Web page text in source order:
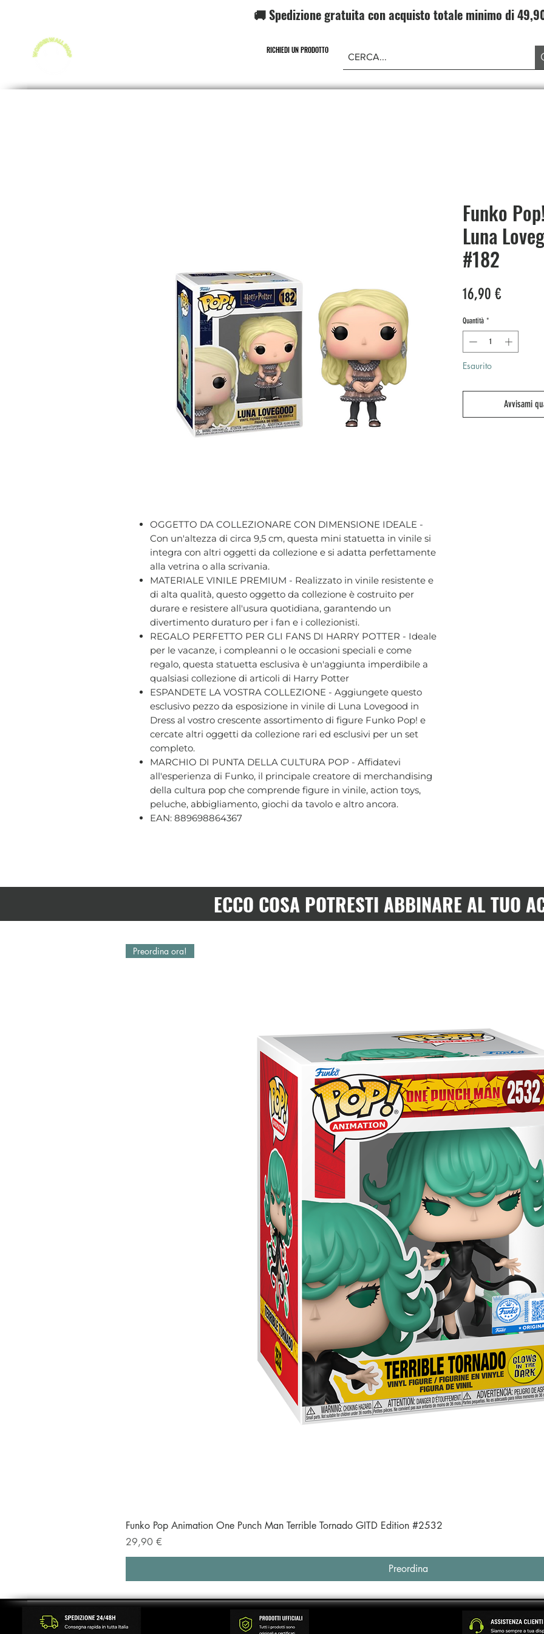
🚚 Spedizione gratuita con acquisto totale minimo di
RICHIEDI UN PRODOTTO
OGGETTO DA COLLEZIONARE CON DIMENSIONE IDEALE -
Con un'altezza di circa 9,5 cm, questa mini statuetta in vinile si
integra con altri oggetti da collezione e si adatta perfettamente
alla vetrina o alla scrivania.
MATERIALE VINILE PREMIUM - Realizzato in vinile resistente e
di alta qualità, questo oggetto da collezione è costruito per
durare e resistere all'usura quotidiana, garantendo un
divertimento duraturo per i fan e i collezionisti.
REGALO PERFETTO PER GLI FANS DI HARRY POTTER - Ideale
per le vacanze, i compleanni o le occasioni speciali e come
regalo, questa statuetta esclusiva è un'aggiunta imperdibile a
qualsiasi collezione di articoli di Harry Potter
ESPANDETE LA VOSTRA COLLEZIONE - Aggiungete questo
esclusivo pezzo da esposizione in vinile di Luna Lovegood in
Dress al vostro crescente assortimento di figure Funko Pop! e
cercate altri oggetti da collezione rari ed esclusivi per un set
completo.
MARCHIO DI PUNTA DELLA CULTURA POP - Affidatevi
all'esperienza di Funko, il principale creatore di merchandising
della cultura pop che comprende figure in vinile, action toys,
peluche, abbigliamento, giochi da tavolo e altro ancora.
EAN: 889698864367
Funko
Luna
#182
16,90 €Prezzo
Quantità *
Esaurito
Avvisami
ECCO COSA POTRESTI ABBINARE AL TUO
Vista rapida
Preordina ora!
Funko Pop Animation One Punch Man Terrible Tornado GITD Edition #2532
Prezzo
29,90 €
Preordina